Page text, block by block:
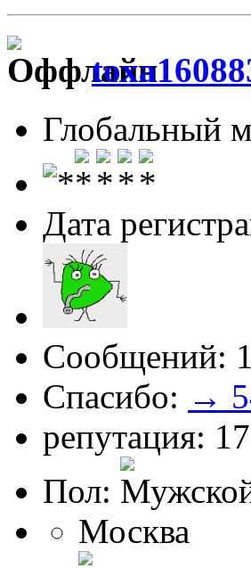
Глобальный
Дата
Сообщений:
Спасибо: →
репутация: 17
Пол:
Москва